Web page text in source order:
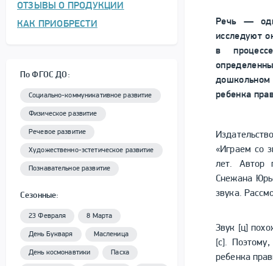
ОТЗЫВЫ О ПРОДУКЦИИ
КАК ПРИОБРЕСТИ
По ФГОС ДО:
Социально-коммуникативное развитие
Физическое развитие
Речевое развитие
Художественно-эстетическое развитие
Познавательное развитие
Сезонные:
23 Февраля 8 Марта
День Букваря Масленица
День космонавтики Пасха
Речь —
исследуют
в
ребенка
«Играем со
лет. Автор
Снежана
звука.
Звук [ц]
[с].
ребенка